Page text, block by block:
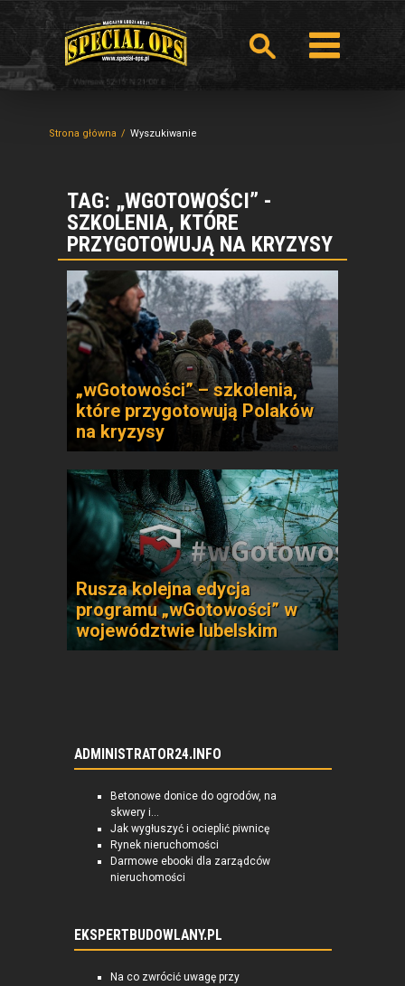
Strona główna Wyszukiwanie
TAG: „WGOTOWOŚCI” -
SZKOLENIA, KTÓRE
PRZYGOTOWUJĄ NA KRYZYSY
„wGotowości” – szkolenia,
które przygotowują Polaków
na kryzysy
Rusza kolejna edycja
programu „wGotowości” w
województwie lubelskim
ADMINISTRATOR24.INFO
Betonowe donice do ogrodów, na
skwery i...
Jak wygłuszyć i ocieplić piwnicę
Rynek nieruchomości
Darmowe ebooki dla zarządców
nieruchomości
EKSPERTBUDOWLANY.PL
Na co zwrócić uwagę przy